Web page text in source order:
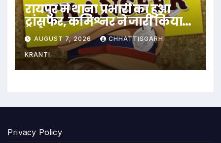
रायपुर में थाना प्रभारी का हुआ
ट्रांसफर, कमिश्नर ने जारी किया
आदेश
AUGUST 7, 2026 CHHATTISGARH
KRANTI
Privacy Policy